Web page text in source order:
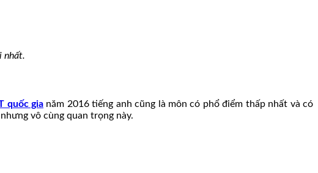
nhất.
quốc gia năm 2016 tiếng anh cũng là môn có phổ điểm thấp nhất và có
vô cùng quan trọng này.